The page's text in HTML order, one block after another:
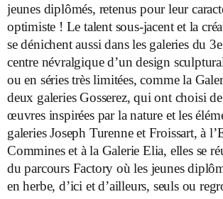
jeunes diplômés, retenus pour leur
optimiste ! Le talent sous-jacent et la
se dénichent aussi dans les galeries du 3e
centre névralgique d’un design
ou en séries très limitées, comme la
deux galeries Gosserez, qui ont choisi
œuvres inspirées par la nature et les
galeries Joseph Turenne et Froissart, à
Commines et à la Galerie Elia, elles se
du parcours Factory où les jeunes
en herbe, d’ici et d’ailleurs, seuls ou